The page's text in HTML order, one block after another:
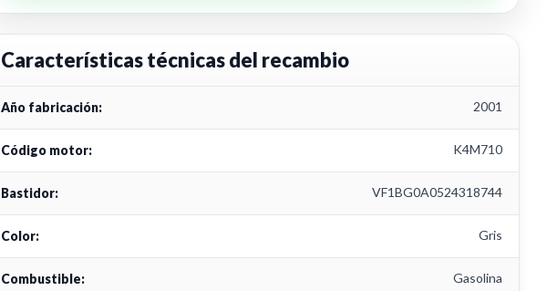
Características técnicas del recambio
Año fabricación: 2001
Código motor: K4M710
Bastidor: VF1BG0A0524318744
Color: Gris
Combustible: Gasolina